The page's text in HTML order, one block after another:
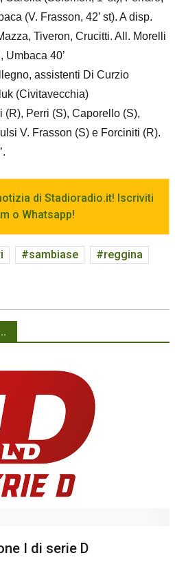
(V. Frasson, 42’ st). A disp.
Tiveron, Crucitti. All. Morelli
Umbaca 40’
assistenti Di Curzio
(Civitavecchia)
(R), Perri (S), Caporello (S),
V. Frasson (S) e Forciniti (R).
di Stadioradio.it! Iscriviti
o Whatsapp!
sambiase
reggina
I di serie D